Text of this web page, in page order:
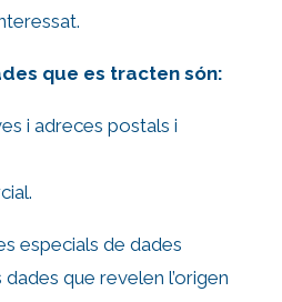
que es tracten són:
i adreces postals i
especials de dades
que revelen l’origen